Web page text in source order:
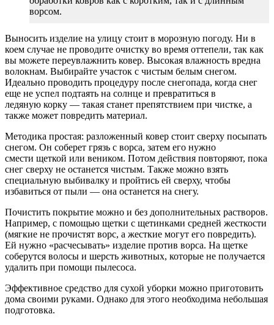
ворсом.
Выносить изделие на улицу стоит в морозную погоду. Ни в
коем случае не проводите очистку во время оттепели, так как
вы можете переувлажнить ковер. Высокая влажность вредна
волокнам. Выбирайте участок с чистым белым снегом.
Идеально проводить процедуру после снегопада, когда снег
еще не успел подтаять на солнце и превратиться в
ледяную корку — такая станет препятствием при чистке, а
также может повредить материал.
Методика простая: разложенный ковер стоит сверху посыпать
снегом. Он соберет грязь с ворса, затем его нужно
смести щеткой или веником. Потом действия повторяют, пока
снег сверху не останется чистым. Также можно взять
специальную выбивалку и пройтись ей сверху, чтобы
избавиться от пыли — она останется на снегу.
Почистить покрытие можно и без дополнительных растворов.
Например, с помощью щетки с щетинками средней жесткости
(мягкие не прочистят ворс, а жесткие могут его повредить).
Ей нужно «расчесывать» изделие против ворса. На щетке
соберутся волосы и шерсть животных, которые не получается
удалить при помощи пылесоса.
Эффективное средство для сухой уборки можно приготовить
дома своими руками. Однако для этого необходима небольшая
подготовка.